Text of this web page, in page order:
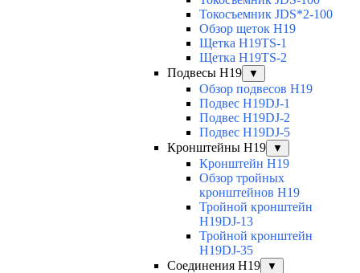
Токосъемник JDS*2-100
Обзор щеток H19
Щетка H19TS-1
Щетка H19TS-2
Подвесы H19
▼
Обзор подвесов H19
Подвес H19DJ-1
Подвес H19DJ-2
Подвес H19DJ-5
Кронштейны H19
▼
Кронштейн H19
Обзор тройных
кронштейнов H19
Тройной кронштейн
H19DJ-13
Тройной кронштейн
H19DJ-35
Соединения H19
▼